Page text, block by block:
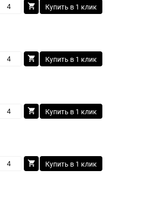
Купить в 1 клик
Купить в 1 клик
Купить в 1 клик
Купить в 1 клик